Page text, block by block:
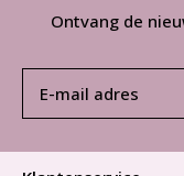
Ontvang de